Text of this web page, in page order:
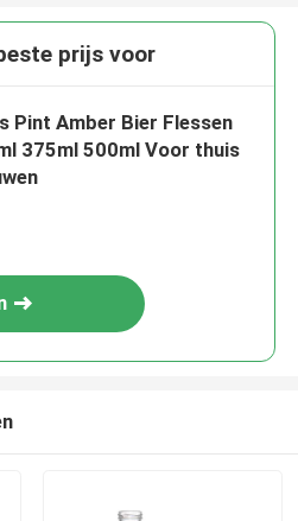
prijs voor
Pint Amber Bier Flessen
375ml 500ml Voor thuis